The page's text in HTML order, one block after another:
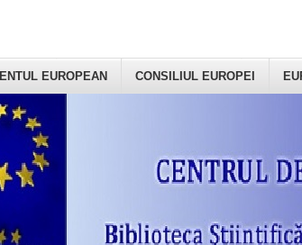
EUROPEAN CONSILIUL EUROPEI